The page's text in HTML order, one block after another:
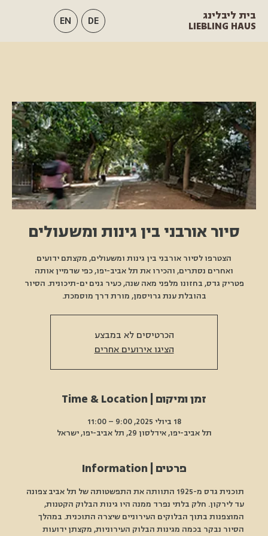
בית ליבלינג
LIEBLING HAUS
EN DE
סיור אורבני בין גינות ומשעולים
הצטרפו לסיור אורבני בין גינות ומשעולים, מקצתם ידועים
ואחרים נסתרים, והכירו את תל אביב-יפו, כפי שדמיין אותה
פטריק גדס, בחזונו מלפני מאה שנה, כעיר גנים ים-תיכונית. הסיור
בהובלת ענת גרויסמן, מורת דרך מוסמכת.
הכרטיסים לא במבצע
הציגו אירועים אחרים
זמן ומיקום | Time & Location
18 ביולי 2025, 9:00 – 11:00
תל אביב-יפו, אידלסון 29, תל אביב-יפו, ישראל
פרטים | Information
תוכנית גדס מ-1925 התוותה את התפשטותה של תל אביב צפונה
עד לירקון. חלק בלתי נפרד ממנה היו גינות הבלוק הקטנות,
המוצפנות בתוך הבלוקים העירוניים שיצרה התוכנית. במהלך
הסיור נבקר בכמה מגינות הבלוק העירוניות, מקצתן ידועות